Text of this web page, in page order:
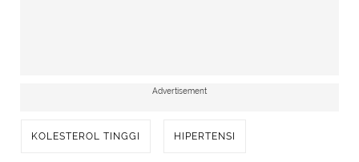
Advertisement
KOLESTEROL TINGGI HIPERTENSI